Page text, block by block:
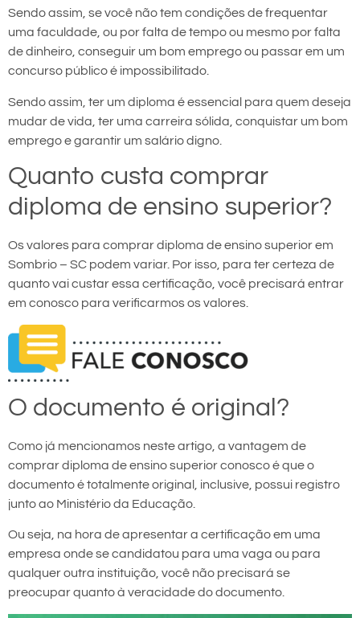
Sendo assim, se você não tem condições de frequentar
uma faculdade, ou por falta de tempo ou mesmo por falta
de dinheiro, conseguir um bom emprego ou passar em um
concurso público é impossibilitado.
Sendo assim, ter um diploma é essencial para quem deseja
mudar de vida, ter uma carreira sólida, conquistar um bom
emprego e garantir um salário digno.
Quanto custa comprar
diploma de ensino superior?
Os valores para comprar diploma de ensino superior em
Sombrio – SC podem variar. Por isso, para ter certeza de
quanto vai custar essa certificação, você precisará entrar
em conosco para verificarmos os valores.
O documento é original?
Como já mencionamos neste artigo, a vantagem de
comprar diploma de ensino superior conosco é que o
documento é totalmente original, inclusive, possui registro
junto ao Ministério da Educação.
Ou seja, na hora de apresentar a certificação em uma
empresa onde se candidatou para uma vaga ou para
qualquer outra instituição, você não precisará se
preocupar quanto à veracidade do documento.